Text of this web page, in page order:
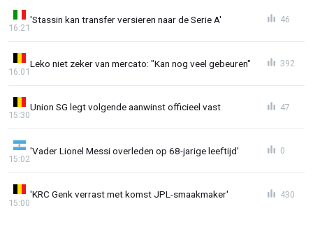
'Stassin kan transfer versieren naar de Serie A'
16:21
46
Leko niet zeker van mercato: "Kan nog veel gebeuren"
16:01
392
Union SG legt volgende aanwinst officieel vast
15:30
47
'Vader Lionel Messi overleden op 68-jarige leeftijd'
15:02
0
'KRC Genk verrast met komst JPL-smaakmaker'
15:00
430